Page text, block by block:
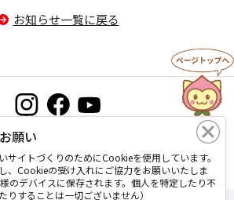
お知らせ一覧に戻る
プライバシーポリシー
願い
サイトづくりのためにCookieを使用しています。
、Cookieの受け入れにご協力をお願いいたしま
のデバイスに保存されます。個人を特定したり不
りすることは一切ございません）